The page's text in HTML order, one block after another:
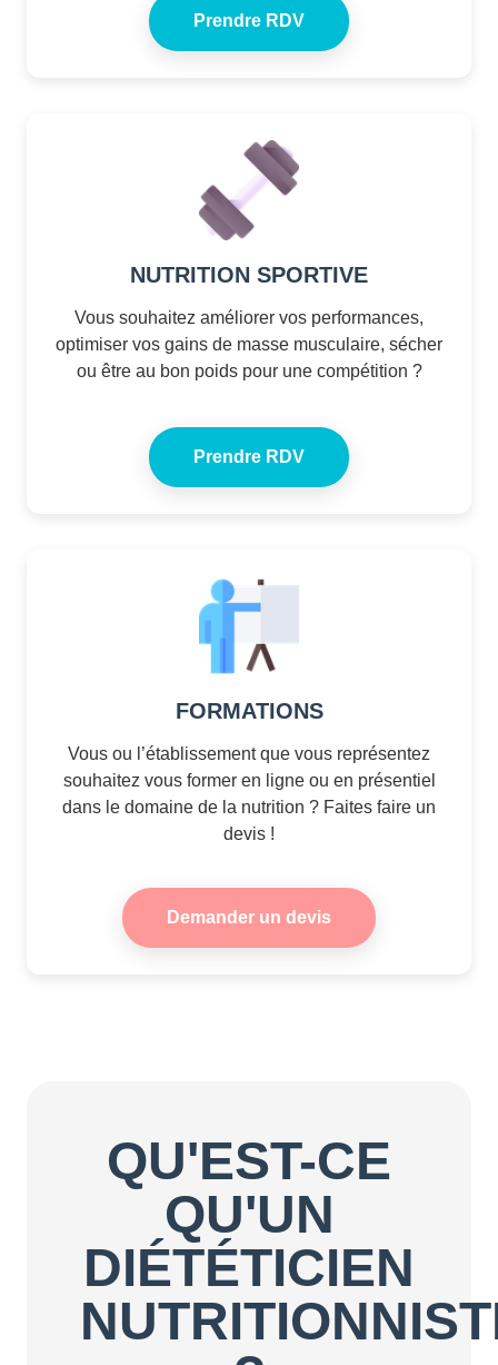
Prendre RDV
NUTRITION SPORTIVE
Vous souhaitez améliorer vos performances,
optimiser vos gains de masse musculaire, sécher
ou être au bon poids pour une compétition ?
Prendre RDV
FORMATIONS
Vous ou l’établissement que vous représentez
souhaitez vous former en ligne ou en présentiel
dans le domaine de la nutrition ? Faites faire un
devis !
Demander un devis
QU'EST-CE
QU'UN
DIÉTÉTICIEN